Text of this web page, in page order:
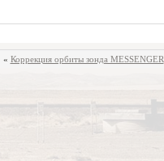
« Коррекция орбиты зонда MESSENGER